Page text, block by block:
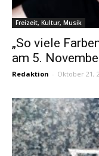
Freizeit, Kultur, Musik
„So viele
am 5.
Redaktion - Oktober 21,